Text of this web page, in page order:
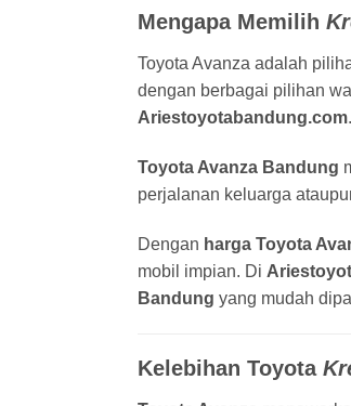
Mengapa Memilih
Toyota Avanza adalah
dengan berbagai pilihan
Ariestoyotabandung.com.
Toyota Avanza Bandung
perjalanan keluarga
Dengan harga Toyota
mobil impian. Di
Bandung yang mudah
Kelebihan Toyota